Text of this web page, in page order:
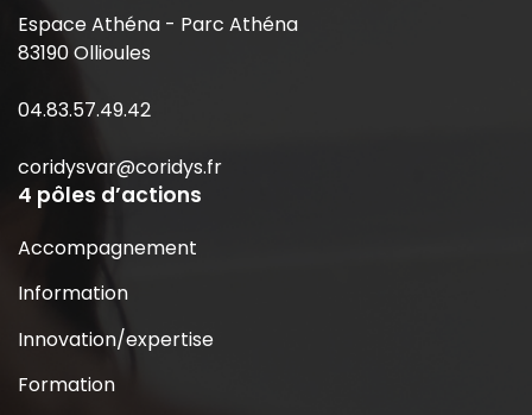
Espace Athéna - Parc Athéna
83190 Ollioules
04.83.57.49.42
coridysvar@coridys.fr
4 pôles d’actions
Accompagnement
Information
Innovation/expertise
Formation